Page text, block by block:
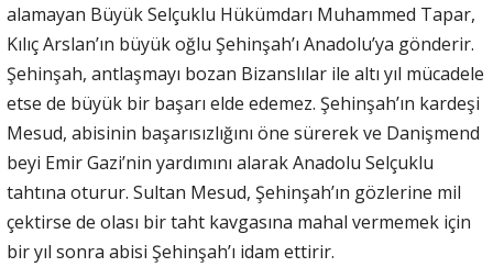
alamayan Büyük Selçuklu Hükümdarı Muhammed Tapar,
Kılıç Arslan’ın büyük oğlu Şehinşah’ı Anadolu’ya gönderir.
Şehinşah, antlaşmayı bozan Bizanslılar ile altı yıl mücadele
etse de büyük bir başarı elde edemez. Şehinşah’ın kardeşi
Mesud, abisinin başarısızlığını öne sürerek ve Danişmend
beyi Emir Gazi’nin yardımını alarak Anadolu Selçuklu
tahtına oturur. Sultan Mesud, Şehinşah’ın gözlerine mil
çektirse de olası bir taht kavgasına mahal vermemek için
bir yıl sonra abisi Şehinşah’ı idam ettirir.